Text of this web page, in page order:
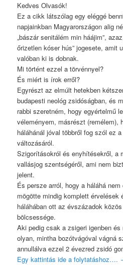
Kedves Olvasók!
Ez a cikk látszólag egy eléggé
napjainkban Magyarországon alig
„bászár senitálém min háájim”,
őrizetlen kóser hús” jogesete, amit
valóban ki is dobnak.
Mi történt ezzel a törvénnyel?
És miért is írok erről?
Egyrészt az elmúlt hetekben
budapesti neológ zsidóságban, és
rabbi szeretném, hogy egyértelmű
véleményem, másrészt (remélem),
háláhánál jóval többről fog szól ez
változásáról.
Szigorításokról és enyhítésekről, a
vallásjog szentségéről, ami nem
jelent.
És persze arról, hogy a háláhá
mögötte mindig komplett
háláhában ott az évszázadok
bölcsessége.
Aki pedig csak a zsigeri igenben és
olyan, mintha bozótvágóval vágná
annullálva ezzel 2 évezred zsidó
Egy kattintás ide a folytatáshoz….